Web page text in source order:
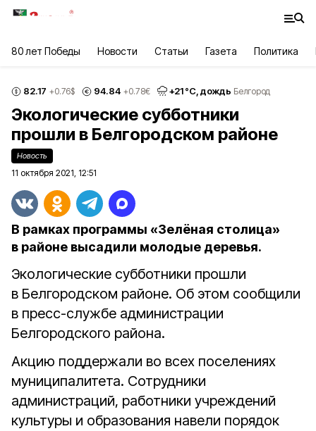
80 лет Победы Новости Статьи Газета Политика
82.17 +0.76$ 94.84 +0.78€ +21°С, дождь Белгород
Экологические субботники
прошли в Белгородском районе
Новость
11 октября 2021, 12:51
В рамках программы «Зелёная столица»
в районе высадили молодые деревья.
Экологические субботники прошли
в Белгородском районе. Об этом сообщили
в пресс-службе администрации
Белгородского района.
Акцию поддержали во всех поселениях
муниципалитета. Сотрудники
администраций, работники учреждений
культуры и образования навели порядок